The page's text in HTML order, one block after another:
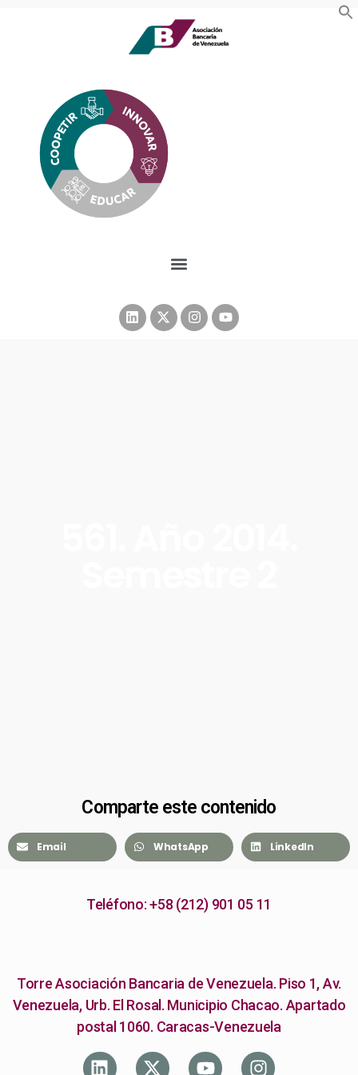
Comparte este contenido
Email WhatsApp LinkedIn
Teléfono: +58 (212) 901 05 11
Torre Asociación Bancaria de Venezuela. Piso 1, Av.
Venezuela, Urb. El Rosal. Municipio Chacao. Apartado
postal 1060. Caracas-Venezuela